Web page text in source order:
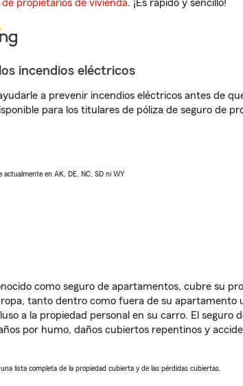
propietarios de vivienda. ¡Es rápido y sencillo!
incendios eléctricos
a prevenir incendios eléctricos antes de
para los titulares de póliza de seguro de
en AK, DE, NC, SD ni WY
como seguro de apartamentos, cubre su
tanto dentro como fuera de su apartamento
a la propiedad personal en su carro. El
por humo, daños cubiertos repentinos y
lista completa de la propiedad cubierta y de las pérdidas cubiertas.